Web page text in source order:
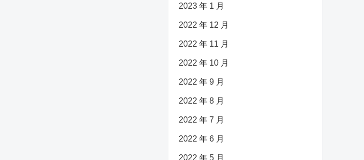
2023 年 1 月
2022 年 12 月
2022 年 11 月
2022 年 10 月
2022 年 9 月
2022 年 8 月
2022 年 7 月
2022 年 6 月
2022 年 5 月